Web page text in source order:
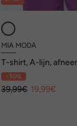
MIA MODA
T-shirt, A-lijn,
sierkralenketting
- 50%
39,99€ 19,99€